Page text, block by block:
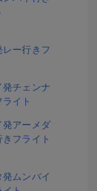
レー行きフ
発チェンナ
イト
発アーメダ
フライト
発ムンバイ